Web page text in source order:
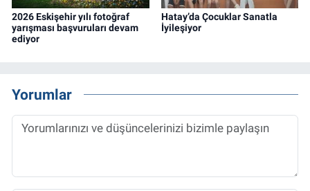
2026 Eskişehir yılı fotoğraf
yarışması başvuruları devam
ediyor
Hatay’da Çocuklar Sanatla
İyileşiyor
Yorumlar